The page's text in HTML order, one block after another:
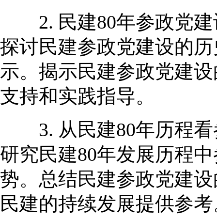
2. 民建80年参政党建
探讨民建参政党建设的
示。揭示民建参政党建
支持和实践指导。
3. 从民建80年历程看
研究民建80年发展历程
势。总结民建参政党建
民建的持续发展提供参